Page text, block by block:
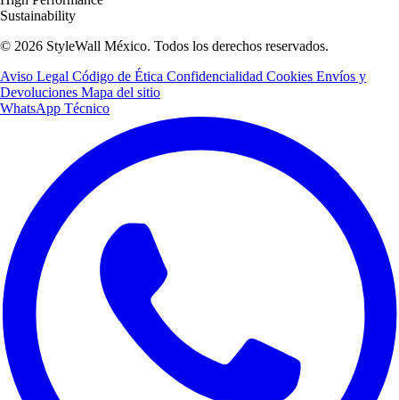
Sustainability
© 2026 StyleWall México. Todos los derechos reservados.
Aviso Legal Código de Ética Confidencialidad Cookies Envíos y
Devoluciones Mapa del sitio
WhatsApp Técnico